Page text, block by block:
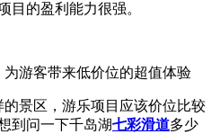
目的盈利能力很强。
游客带来低价位的超值体验
景区，游乐项目应该价位比较
到问一下千岛湖七彩滑道多少